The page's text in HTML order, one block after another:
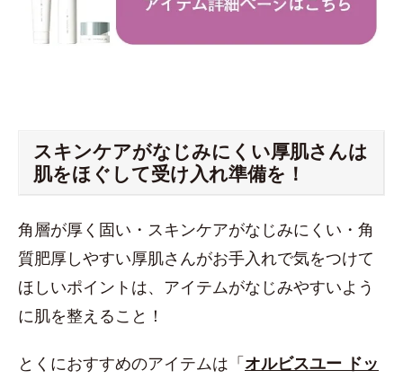
スキンケアがなじみにくい厚肌さんは
肌をほぐして受け入れ準備を！
角層が厚く固い・スキンケアがなじみにくい・角
質肥厚しやすい厚肌さんがお手入れで気をつけて
ほしいポイントは、アイテムがなじみやすいよう
に肌を整えること！
とくにおすすめのアイテムは「オルビスユー ドッ